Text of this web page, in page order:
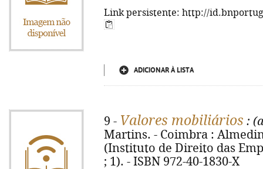
Link persistente: http://
ADICIONAR À LISTA
9 - Valores mobiliários :
Martins. - Coimbra :
(Instituto de Direito das
; 1). - ISBN 972-40-1830-X